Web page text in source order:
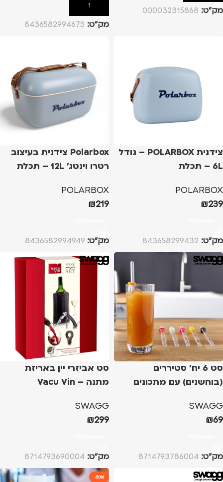
מק”ט: 000032315868 הוספה לסל
מק”ט: 8436582994673
צידנית POLARBOX – גודל
6L – תכלת
POLARBOX
₪239
מק”ט: 843658299432
Polarbox צידנית בעיצוב
רטרו וינטג' 12L – תכלת
POLARBOX
₪219
מק”ט: 8436582994949
סט 6 יח' סטיררים
(בוחשנים) עם מתכונים
SWAGG
₪69
מק”ט: 8714793786004
סט אביזרי יין באריזת
מתנה – Vacu Vin
SWAGG
₪299
מק”ט: 8714793690004
-50%